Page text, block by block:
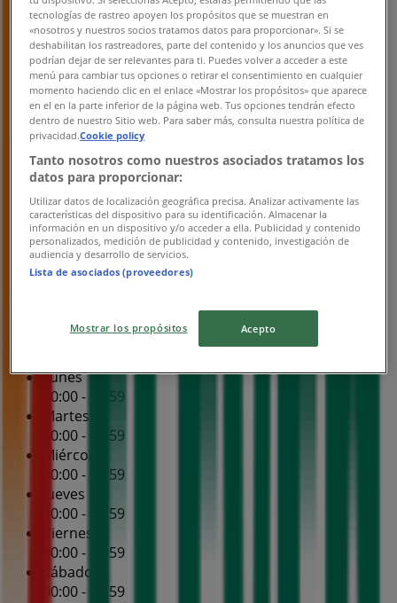
00:00 - 23:59
Martes
00:00 - 23:59
Miércoles
00:00 - 23:59
Jueves
00:00 - 23:59
Viernes
00:00 - 23:59
Sábado
00:00 - 23:59
Mapa
7 Eleven Nazario Ortiz
AbiertoHasta las 23:59
Domingo
Lunes
00:00 - 23:59
Martes
00:00 - 23:59
Miércoles
00:00 - 23:59
Jueves
00:00 - 23:59
Viernes
00:00 - 23:59
Sábado
00:00 - 23:59
tecnologías de rastreo apoyen los propósitos que se muestran en
«nosotros y nuestros socios tratamos datos para proporcionar». Si se
deshabilitan los rastreadores, parte del contenido y los anuncios que ves
podrían dejar de ser relevantes para ti. Puedes volver a acceder a este
menú para cambiar tus opciones o retirar el consentimiento en cualquier
momento haciendo clic en el enlace «Mostrar los propósitos» que aparece
en el en la parte inferior de la página web. Tus opciones tendrán efecto
dentro de nuestro Sitio web. Para saber más, consulta nuestra política de
privacidad.Cookie policy
Tanto nosotros como nuestros asociados tratamos los
datos para proporcionar:
Utilizar datos de localización geográfica precisa. Analizar activamente las
características del dispositivo para su identificación. Almacenar la
información en un dispositivo y/o acceder a ella. Publicidad y contenido
personalizados, medición de publicidad y contenido, investigación de
audiencia y desarrollo de servicios.
Lista de asociados (proveedores)
Mostrar los propósitos Acepto